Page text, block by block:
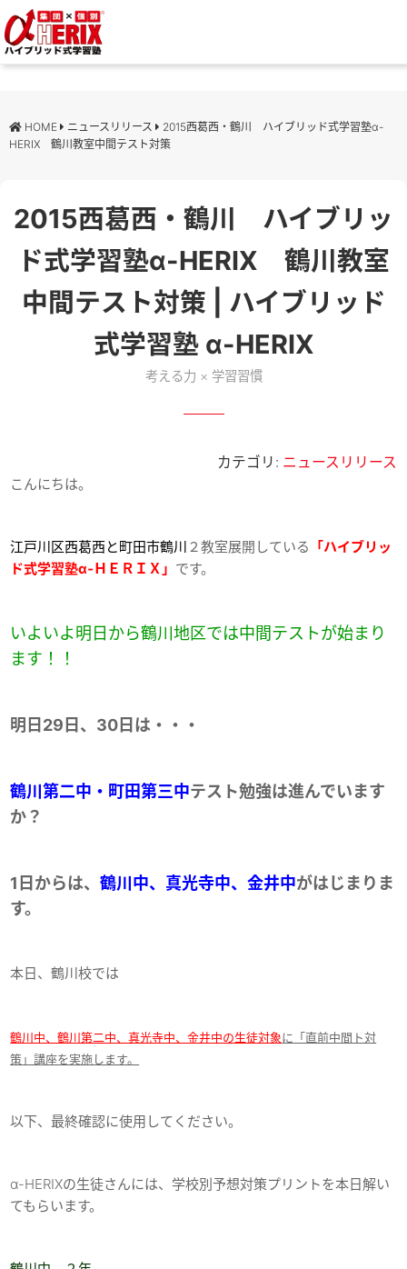
HOME ニュースリリース
2015西葛西・鶴川 ハイブリッド式学習塾α-
HERIX 鶴川教室中間テスト対策
2015西葛西・鶴川 ハイブリッ
ド式学習塾α-HERIX 鶴川教室
中間テスト対策 | ハイブリッド
式学習塾 α-HERIX
考える力 × 学習習慣
カテゴリ: ニュースリリース
こんにちは。
江戸川区西葛西と町田市鶴川 ２教室展開している 「ハイブリッ
ド式学習塾α‐ＨＥＲＩＸ」 です。
いよいよ明日から鶴川地区では中間テストが始まり
ます！！
明日29日、30日は・・・
鶴川第二中・町田第三中テスト勉強は進んでいます
か？
1日からは、鶴川中、真光寺中、金井中がはじまりま
す。
本日、鶴川校では
鶴川中、鶴川第二中、真光寺中、金井中の生徒対象に「直前中間ト対
策」講座を実施します。
以下、最終確認に使用してください。
α-HERIXの生徒さんには、学校別予想対策プリントを本日解い
てもらいます。